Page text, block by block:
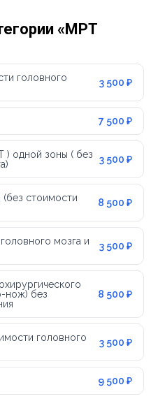
«МРТ
головного
3 500 ₽
7 500 ₽
) одной зоны ( без
3 500 ₽
(без стоимости
8 500 ₽
мозга и
3 500 ₽
нож) без
8 500 ₽
головного
3 500 ₽
9 500 ₽